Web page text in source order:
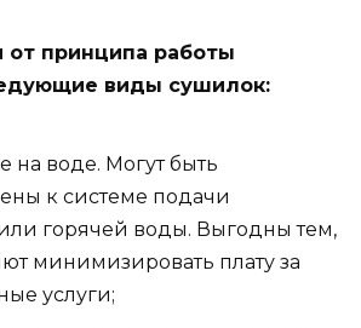
от принципа работы
виды сушилок:
на воде. Могут быть
к системе подачи
горячей воды. Выгодны тем,
минимизировать плату за
услуги;